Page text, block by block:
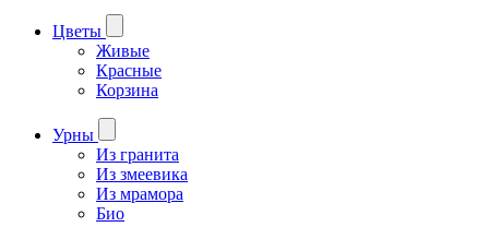
Цветы
Живые
Красные
Корзина
Урны
Из гранита
Из змеевика
Из мрамора
Био